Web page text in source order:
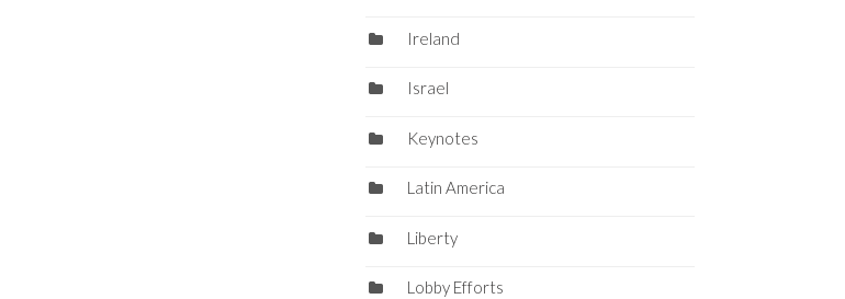
Ireland
Israel
Keynotes
Latin America
Liberty
Lobby Efforts